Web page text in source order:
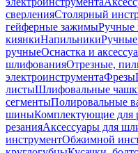
сверленияСтолярный
гейферные зажимыРучные
киянкиНапильникиРучные
ручныеОснастка и
шлифованияОтрезные,
электроинструментаФрезы
листыШлифовальные
сегментыПолировальные
шиныКомплектующие для
резанияАксессуары для
инструментОбжимной